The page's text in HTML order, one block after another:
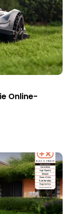
Online-